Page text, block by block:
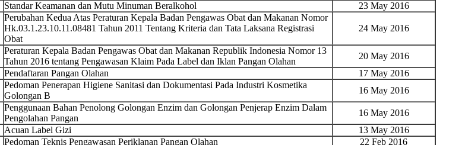
Standar Keamanan dan Mutu Minuman Beralkohol 23 May 2016
Perubahan Kedua Atas Peraturan Kepala Badan Pengawas Obat dan Makanan Nomor
Hk.03.1.23.10.11.08481 Tahun 2011 Tentang Kriteria dan Tata Laksana Registrasi
Obat
24 May 2016
Peraturan Kepala Badan Pengawas Obat dan Makanan Republik Indonesia Nomor 13
Tahun 2016 tentang Pengawasan Klaim Pada Label dan Iklan Pangan Olahan
20 May 2016
Pendaftaran Pangan Olahan
17 May 2016
Pedoman Penerapan Higiene Sanitasi dan Dokumentasi Pada Industri Kosmetika
Golongan B
16 May 2016
Penggunaan Bahan Penolong Golongan Enzim dan Golongan Penjerap Enzim Dalam
Pengolahan Pangan
16 May 2016
Acuan Label Gizi
13 May 2016
Pedoman Teknis Pengawasan Periklanan Pangan Olahan
22 Feb 2016